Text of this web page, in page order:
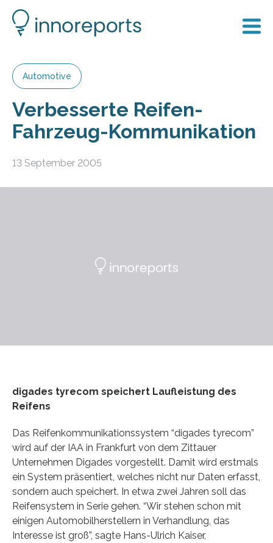
Automotive
Verbesserte Reifen-
Fahrzeug-Kommunikation
13 September 2005
digades tyrecom speichert Laufleistung des
Reifens
Das Reifenkommunikationssystem “digades tyrecom”
wird auf der IAA in Frankfurt von dem Zittauer
Unternehmen Digades vorgestellt. Damit wird erstmals
ein System präsentiert, welches nicht nur Daten erfasst,
sondern auch speichert. In etwa zwei Jahren soll das
Reifensystem in Serie gehen. “Wir stehen schon mit
einigen Automobilherstellern in Verhandlung, das
Interesse ist groß”, sagte Hans-Ulrich Kaiser,